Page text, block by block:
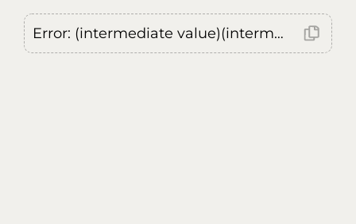
Error: (intermediate value)(intermediate value)(intermediate value).replaceAll is not a function